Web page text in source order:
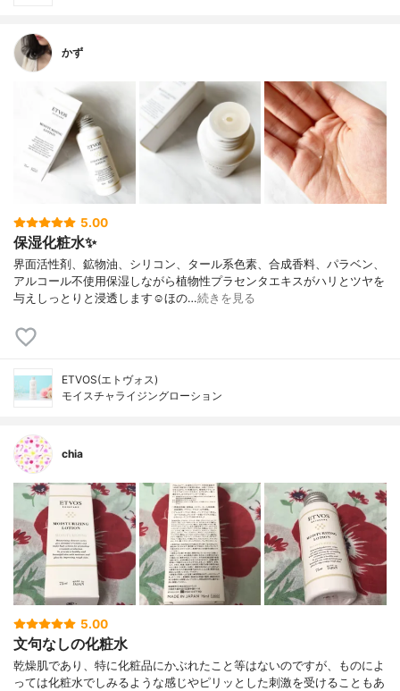
かず
5.00
保湿化粧水✨
界面活性剤、鉱物油、シリコン、タール系色素、合成香料、パラベン、
アルコール不使用保湿しながら植物性プラセンタエキスがハリとツヤを
与えしっとりと浸透します☺︎ほの…続きを見る
ETVOS(エトヴォス)
モイスチャライジングローション
chia
5.00
文句なしの化粧水
乾燥肌であり、特に化粧品にかぶれたこと等はないのですが、ものによ
っては化粧水でしみるような感じやピリッとした刺激を受けることもあ